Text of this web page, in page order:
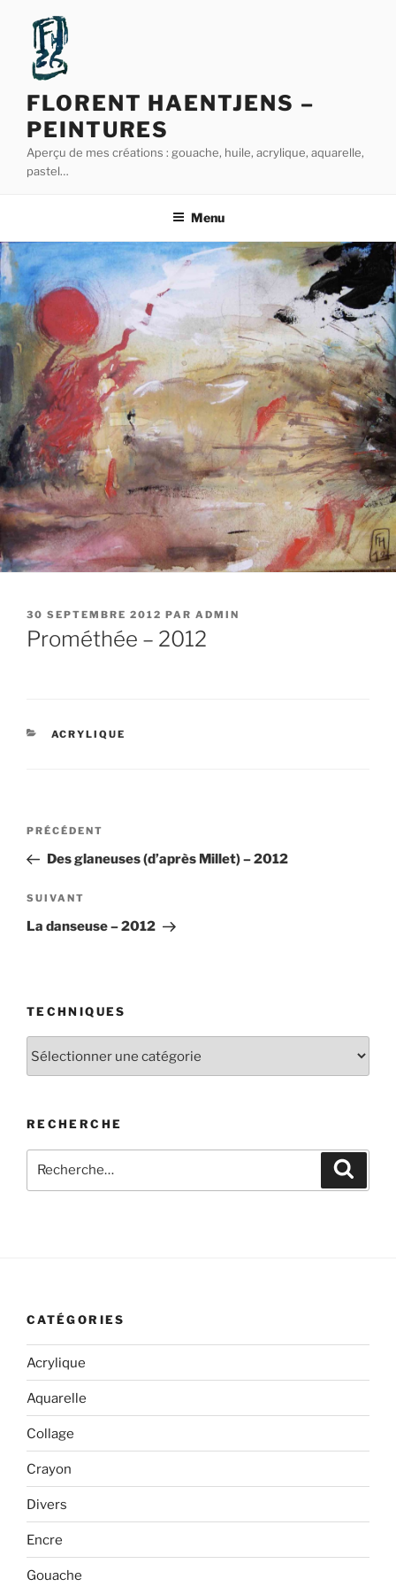
contenu
principal
FLORENT HAENTJENS –
PEINTURES
Aperçu de mes créations : gouache, huile, acrylique, aquarelle,
pastel…
Menu
PUBLIÉ
LE
30 SEPTEMBRE 2012 PAR ADMIN
Prométhée – 2012
CATÉGORIES
ACRYLIQUE
Navigation
l’article
Article
précédent
PRÉCÉDENT
Des glaneuses (d’après Millet) – 2012
Article
suivant
SUIVANT
La danseuse – 2012
TECHNIQUES
RECHERCHE
pour
CATÉGORIES
Acrylique
Aquarelle
Collage
Crayon
Divers
Encre
Gouache